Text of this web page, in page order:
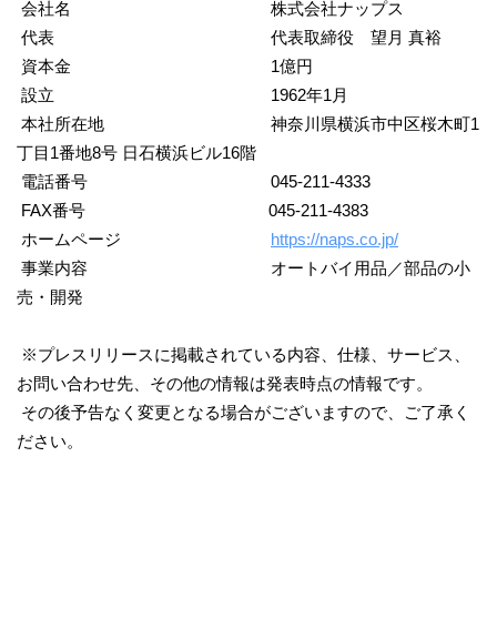
会社名 株式会社ナップス
代表 代表取締役 望月 真裕
資本金 1億円
設立 1962年1月
本社所在地 神奈川県横浜市中区桜木町1
丁目1番地8号 日石横浜ビル16階
電話番号 045-211-4333
FAX番号 045-211-4383
ホームページ https://naps.co.jp/
事業内容 オートバイ用品／部品の小
売・開発
※プレスリリースに掲載されている内容、仕様、サービス、
お問い合わせ先、その他の情報は発表時点の情報です。
その後予告なく変更となる場合がございますので、ご了承く
ださい。